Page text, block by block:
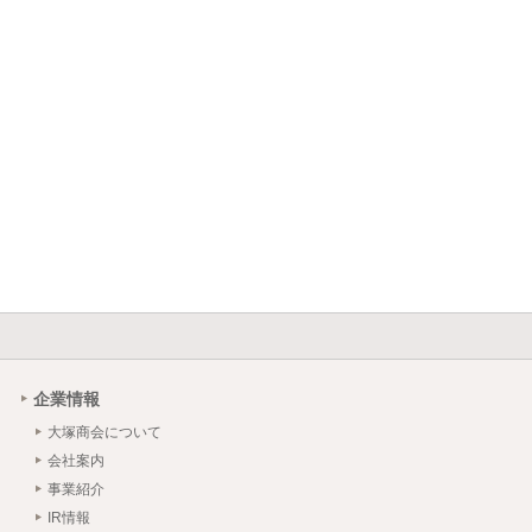
企業情報
大塚商会について
会社案内
事業紹介
IR情報